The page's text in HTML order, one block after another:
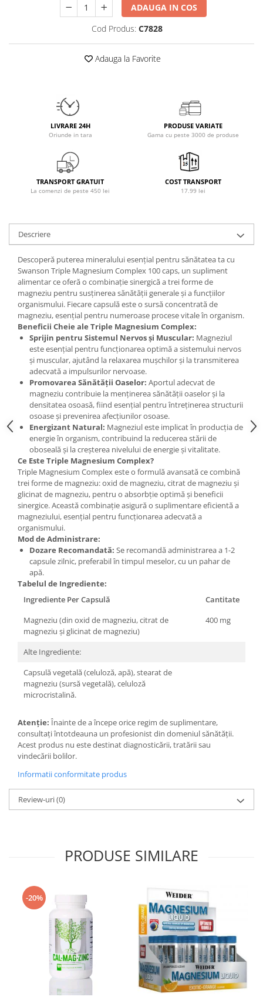
PeScience
Puritan`s Pride
Raw Nutrition
Rich Piana 5% Nutrition
Scitec
Skill Nutrition
Smart Shake
Swanson
Under Armour
Universal
Vitargo
Weider
Zenana
ADAUGA IN COS
Cod Produs: C7828
Adauga la Favorite
LIVRARE 24H
Oriunde in tara
PRODUSE VARIATE
Gama cu peste 3000 de produse
TRANSPORT GRATUIT
La comenzi de peste 450 lei
COST TRANSPORT
17.99 lei
Descriere
Descoperă puterea mineralului esențial pentru sănătatea ta cu
Swanson Triple Magnesium Complex 100 caps, un supliment
alimentar ce oferă o combinație sinergică a trei forme de
magneziu pentru susținerea sănătății generale și a funcțiilor
organismului. Fiecare capsulă este o sursă concentrată de
magneziu, esențial pentru numeroase procese vitale în organism.
Beneficii Cheie ale Triple Magnesium Complex:
Sprijin pentru Sistemul Nervos și Muscular: Magneziul
este esențial pentru funcționarea optimă a sistemului nervos
și muscular, ajutând la relaxarea mușchilor și la transmiterea
adecvată a impulsurilor nervoase.
Promovarea Sănătății Oaselor: Aportul adecvat de
magneziu contribuie la menținerea sănătății oaselor și la
densitatea osoasă, fiind esențial pentru întreținerea structurii
osoase și prevenirea afecțiunilor osoase.
Energizant Natural: Magneziul este implicat în producția de
energie în organism, contribuind la reducerea stării de
oboseală și la creșterea nivelului de energie și vitalitate.
Ce Este Triple Magnesium Complex?
Triple Magnesium Complex este o formulă avansată ce combină
trei forme de magneziu: oxid de magneziu, citrat de magneziu și
glicinat de magneziu, pentru o absorbție optimă și beneficii
sinergice. Această combinație asigură o suplimentare eficientă a
magneziului, esențial pentru funcționarea adecvată a
organismului.
Mod de Administrare:
Dozare Recomandată: Se recomandă administrarea a 1-2
capsule zilnic, preferabil în timpul meselor, cu un pahar de
apă.
Tabelul de Ingrediente:
Ingrediente Per Capsulă
Cantitate
Magneziu (din oxid de magneziu, citrat de
magneziu și glicinat de magneziu)
400 mg
Alte Ingrediente:
Capsulă vegetală (celuloză, apă), stearat de
magneziu (sursă vegetală), celuloză
microcristalină.
Atenție: Înainte de a începe orice regim de suplimentare,
consultați întotdeauna un profesionist din domeniul sănătății.
Acest produs nu este destinat diagnosticării, tratării sau
vindecării bolilor.
Informatii conformitate produs
Review-uri(0)
PRODUSE SIMILARE
-20%